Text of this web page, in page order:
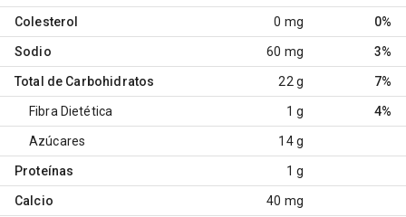
Colesterol 0 mg 0%
Sodio 60 mg 3%
Total de Carbohidratos 22 g 7%
Fibra Dietética 1 g 4%
Azúcares 14 g
Proteínas 1 g
Calcio 40 mg